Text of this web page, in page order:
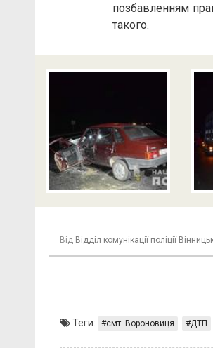
позбавленням
такого.
Від Відділ комунікації поліції
Теги: смт. Вороновиця ДТП